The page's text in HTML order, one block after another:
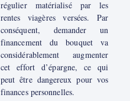
régulier matérialisé par les
rentes viagères versées. Par
conséquent, demander un
financement du bouquet va
considérablement augmenter
cet effort d’épargne, ce qui
peut être dangereux pour vos
finances personnelles.